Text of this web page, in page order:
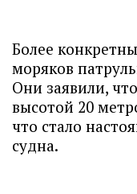
Более
моряков
Они заявили,
высотой 20
что стало
судна.